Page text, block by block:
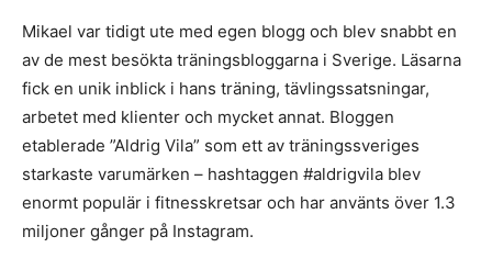
Mikael var tidigt ute med egen blogg och blev snabbt en
av de mest besökta träningsbloggarna i Sverige. Läsarna
fick en unik inblick i hans träning, tävlingssatsningar,
arbetet med klienter och mycket annat. Bloggen
etablerade ”Aldrig Vila” som ett av träningssveriges
starkaste varumärken – hashtaggen #aldrigvila blev
enormt populär i fitnesskretsar och har använts över 1.3
miljoner gånger på Instagram.